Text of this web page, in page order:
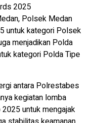
2025
Polsek Medan
untuk kategori Polsek
menjadikan Polda
kategori Polda Tipe
antara Polrestabes
kegiatan lomba
untuk mengajak